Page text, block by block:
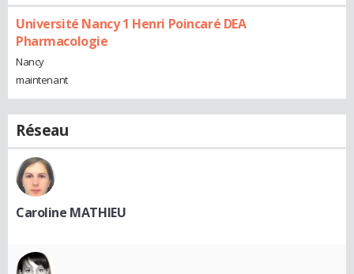
Université Nancy 1 Henri Poincaré DEA
Pharmacologie
Nancy
maintenant
Réseau
Caroline MATHIEU